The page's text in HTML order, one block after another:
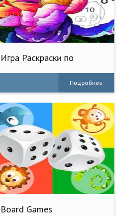
Игра Раскраски по
Подробнее
Board Games